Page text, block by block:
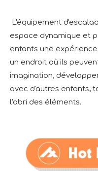
L'équipement
espace dynamique et
enfants une
un endroit où ils
imagination,
avec d'autres enfants,
l'abri des éléments.